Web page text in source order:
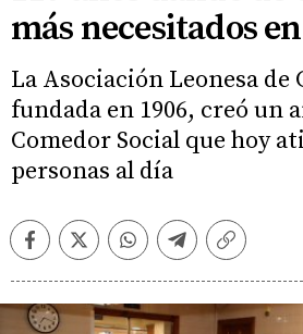
más necesitados
La Asociación Leonesa de
fundada en 1906, creó un
Comedor Social que hoy
personas al día
FacebookTwitterWhatsappTelegramCopiar